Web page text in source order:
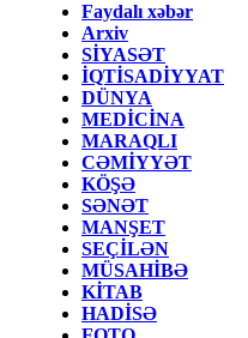
Faydalı xəbər
Arxiv
SİYASƏT
İQTİSADİYYAT
DÜNYA
MEDİCİNA
MARAQLI
CƏMİYYƏT
KÖŞƏ
SƏNƏT
MANŞET
SEÇİLƏN
MÜSAHİBƏ
KİTAB
HADİSƏ